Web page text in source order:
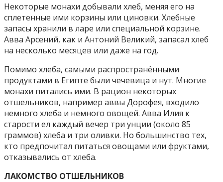
Некоторые монахи добывали хлеб, меняя его на
сплетенные ими корзины или циновки. Хлебные
запасы хранили в ларе или специальной корзине.
Авва Арсений, как и Антоний Великий, запасал хлеб
на несколько месяцев или даже на год.
Помимо хлеба, самыми распространёнными
продуктами в Египте были чечевица и нут. Многие
монахи питались ими. В рацион некоторых
отшельников, например аввы Дорофея, входило
немного хлеба и немного овощей. Авва Илия к
старости ел каждый вечер три унции (около 85
граммов) хлеба и три оливки. Но большинство тех,
кто предпочитал питаться овощами или фруктами,
отказывались от хлеба.
ЛАКОМСТВО ОТШЕЛЬНИКОВ